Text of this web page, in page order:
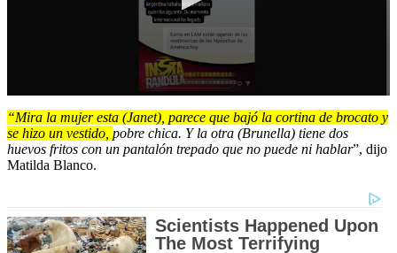
seconds
of
49
seconds
“Mira la mujer esta (Janet), parece que bajó la cortina de brocato y
se hizo un vestido, pobre chica. Y la otra (Brunella) tiene dos
huevos fritos con un pantalón trepado que no puede ni hablar”, dijo
Matilda Blanco.